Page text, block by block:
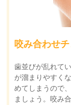
咬み合わせ
歯並びが乱れて
が溜まりやすく
めてしまうので
ましょう。咬み